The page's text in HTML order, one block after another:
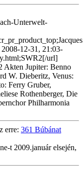
Unterwelt-
12-31, 21:03-
url]
Akten Jupiter: Benno
W. Dieberitz, Venus:
Ferry Gruber,
Rothenberger, Die
Philharmonia
erre: 361 Búbánat
t 2009.január elsején,